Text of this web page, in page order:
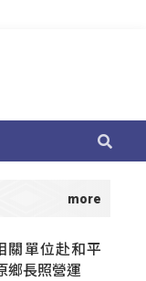
關單位赴和平
鄉長照營運